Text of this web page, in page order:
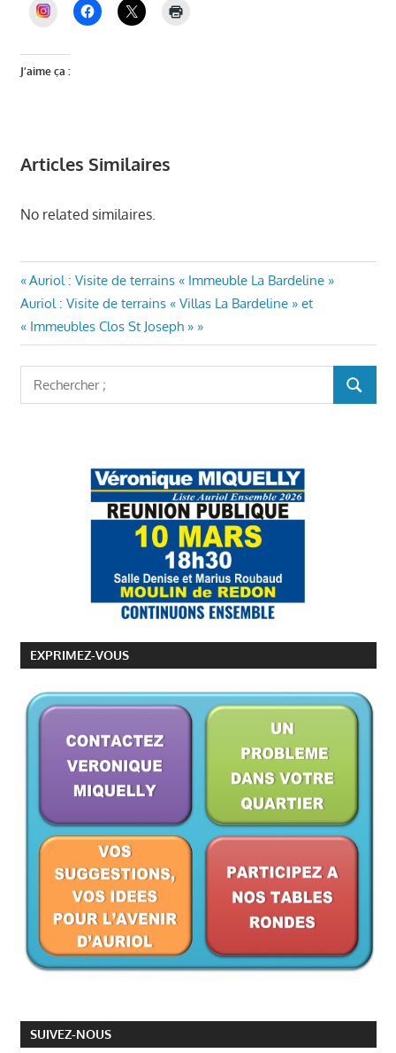
INSTAGRAM
J’aime ça :
Articles Similaires
No related similaires.
AURIOL
AURIOL
MIQUELLY
Navigation
de
l’article
Article
précédent
:
Auriol : Visite de terrains « Immeuble La Bardeline »
Article
suivant
:
Auriol : Visite de terrains « Villas La Bardeline » et
« Immeubles Clos St Joseph »
Rechercher
:
EXPRIMEZ-VOUS
SUIVEZ-NOUS